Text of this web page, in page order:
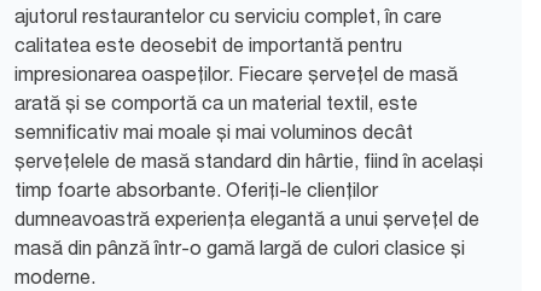
ajutorul restaurantelor cu serviciu complet, în care
calitatea este deosebit de importantă pentru
impresionarea oaspeților. Fiecare șervețel de masă
arată și se comportă ca un material textil, este
semnificativ mai moale și mai voluminos decât
șervețelele de masă standard din hârtie, fiind în același
timp foarte absorbante. Oferiți-le clienților
dumneavoastră experiența elegantă a unui șervețel de
masă din pânză într-o gamă largă de culori clasice și
moderne.